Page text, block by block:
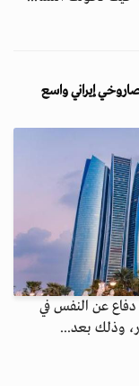
إيراني واسع
دفاع عن النفس في
وذلك بعد...